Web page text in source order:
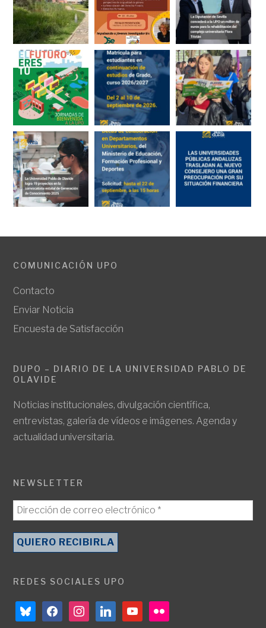
COMUNICACIÓN UPO
Contacto
Enviar Noticia
Encuesta de Satisfacción
DUPO – DIARIO DE LA UNIVERSIDAD PABLO DE
OLAVIDE
Noticias institucionales, divulgación científica,
entrevistas, galería de vídeos e imágenes. Agenda y
actualidad universitaria.
NEWSLETTER
REDES SOCIALES UPO
blueskyfacebookinstagramlinkedinyoutubeflickr